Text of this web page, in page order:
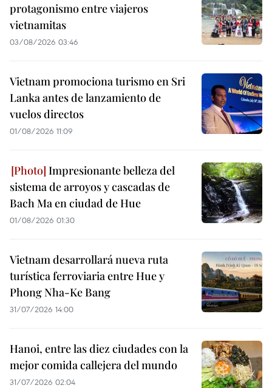
protagonismo entre viajeros
vietnamitas
03/08/2026 03:46
Vietnam promociona turismo en Sri
Lanka antes de lanzamiento de
vuelos directos
01/08/2026 11:09
Impresionante belleza del
sistema de arroyos y cascadas de
Bach Ma en ciudad de Hue
01/08/2026 01:30
Vietnam desarrollará nueva ruta
turística ferroviaria entre Hue y
Phong Nha-Ke Bang
31/07/2026 14:00
Hanoi, entre las diez ciudades con la
mejor comida callejera del mundo
31/07/2026 02:04